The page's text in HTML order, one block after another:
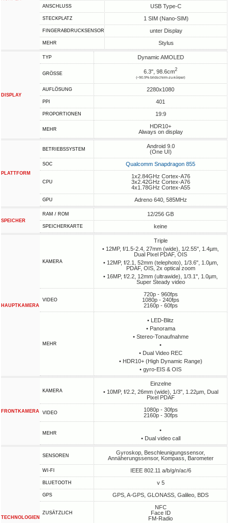
ANSCHLUSS USB Type-C
STECKPLATZ 1 SIM (Nano-SIM)
FINGERABDRUCKSENSOR unter Display
MEHR Stylus
DISPLAY
TYP Dynamic AMOLED
GRÖSSE 6.3", 98.6cm2
(~90.9% bildschirm-zu-körper)
AUFLÖSUNG 2280x1080
PPI 401
PROPORTIONEN 19:9
MEHR
HDR10+
Always on display
PLATTFORM
BETRIEBSSYSTEM
Android 9.0
(One UI)
SOC Qualcomm Snapdragon 855
CPU
1x2.84GHz Cortex-A76
3x2.42GHz Cortex-A76
4x1.78GHz Cortex-A55
GPU Adreno 640, 585MHz
SPEICHER
RAM / ROM 12/256 GB
SPEICHERKARTE keine
HAUPTKAMERA
KAMERA
Triple
• 12MP, f/1.5-2.4, 27mm (wide), 1/2.55", 1.4µm,
Dual Pixel PDAF, OIS
• 12MP, f/2.1, 52mm (telephoto), 1/3.6", 1.0µm,
PDAF, OIS, 2x optical zoom
• 16MP, f/2.2, 12mm (ultrawide), 1/3.1", 1.0µm,
Super Steady video
VIDEO
720p - 960fps
1080p - 240fps
2160p - 60fps
MEHR
• LED-Blitz
• Panorama
• Stereo-Tonaufnahme
•
• Dual Video REC
• HDR10+ (High Dynamic Range)
• gyro-EIS & OIS
FRONTKAMERA
KAMERA
Einzelne
• 10MP, f/2.2, 26mm (wide), 1/3", 1.22µm, Dual
Pixel PDAF
VIDEO
1080p - 30fps
2160p - 30fps
MEHR
•
• Dual video call
TECHNOLOGIEN
SENSOREN
Gyroskop, Beschleunigungssensor,
Annäherungssensor, Kompass, Barometer
WI-FI IEEE 802.11 a/b/g/n/ac/6
BLUETOOTH v 5
GPS GPS, A-GPS, GLONASS, Galileo, BDS
ZUSÄTZLICH
NFC
Face ID
FM-Radio